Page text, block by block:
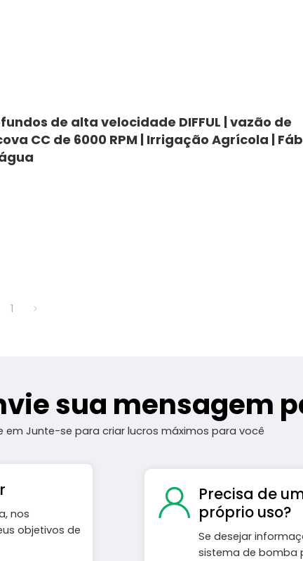
de alta velocidade DIFFUL | vazão de
CC de 6000 RPM | Irrigação Agrícola |
1
sua mensagem
em Junte-se para criar lucros máximos para você
nos
objetivos de
Precisa de
próprio uso?
Se desejar
sistema de bomba